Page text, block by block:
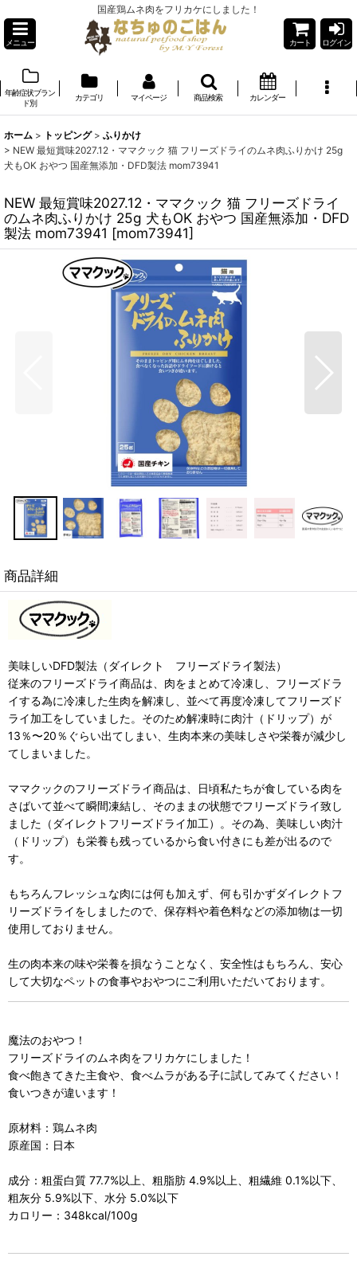
国産鶏ムネ肉をフリカケにしました！
メニュー カート ログイン
年齢症状ブラン
ド別
カテゴリ マイページ 商品検索 カレンダー
ホーム > トッピング > ふりかけ
> NEW 最短賞味2027.12・ママクック 猫 フリーズドライのムネ肉ふりかけ 25g
犬もOK おやつ 国産無添加・DFD製法 mom73941
NEW 最短賞味2027.12・ママクック 猫 フリーズドライ
のムネ肉ふりかけ 25g 犬もOK おやつ 国産無添加・DFD
製法 mom73941 [mom73941]
商品詳細
美味しいDFD製法（ダイレクト フリーズドライ製法）
従来のフリーズドライ商品は、肉をまとめて冷凍し、フリーズドラ
イする為に冷凍した生肉を解凍し、並べて再度冷凍してフリーズド
ライ加工をしていました。そのため解凍時に肉汁（ドリップ）が
13％〜20％ぐらい出てしまい、生肉本来の美味しさや栄養が減少し
てしまいました。
ママクックのフリーズドライ商品は、日頃私たちが食している肉を
さばいて並べて瞬間凍結し、そのままの状態でフリーズドライ致し
ました（ダイレクトフリーズドライ加工）。その為、美味しい肉汁
（ドリップ）も栄養も残っているから食い付きにも差が出るので
す。
もちろんフレッシュな肉には何も加えず、何も引かずダイレクトフ
リーズドライをしましたので、保存料や着色料などの添加物は一切
使用しておりません。
生の肉本来の味や栄養を損なうことなく、安全性はもちろん、安心
して大切なペットの食事やおやつにご利用いただいております。
魔法のおやつ！
フリーズドライのムネ肉をフリカケにしました！
食べ飽きてきた主食や、食べムラがある子に試してみてください！
食いつきが違います！
原材料：鶏ムネ肉
原産国：日本
成分：粗蛋白質 77.7%以上、粗脂肪 4.9%以上、粗繊維 0.1%以下、
粗灰分 5.9%以下、水分 5.0%以下
カロリー：348kcal/100g